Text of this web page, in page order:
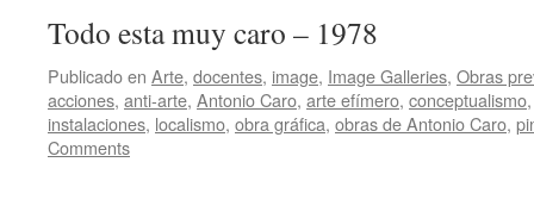
Todo esta muy caro – 1978
Publicado en Arte, docentes, image, Image Galleries, Obras
acciones, anti-arte, Antonio Caro, arte efímero, conceptualismo
instalaciones, localismo, obra gráfica, obras de Antonio Caro,
Comments